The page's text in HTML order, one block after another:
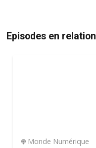
Episodes en relation
Monde Numérique